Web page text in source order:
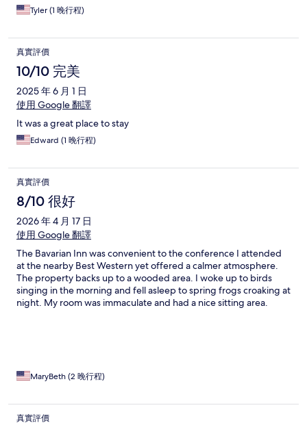
as that would have made my stay that much better.
Tyler (1 晚行程)
真實評價
10/10 完美
2025 年 6 月 1 日
使用 Google 翻譯
It was a great place to stay
Edward (1 晚行程)
真實評價
8/10 很好
2026 年 4 月 17 日
使用 Google 翻譯
The Bavarian Inn was convenient to the conference I attended
at the nearby Best Western yet offered a calmer atmosphere.
The property backs up to a wooded area. I woke up to birds
singing in the morning and fell asleep to spring frogs croaking at
night. My room was immaculate and had a nice sitting area.
MaryBeth (2 晚行程)
真實評價